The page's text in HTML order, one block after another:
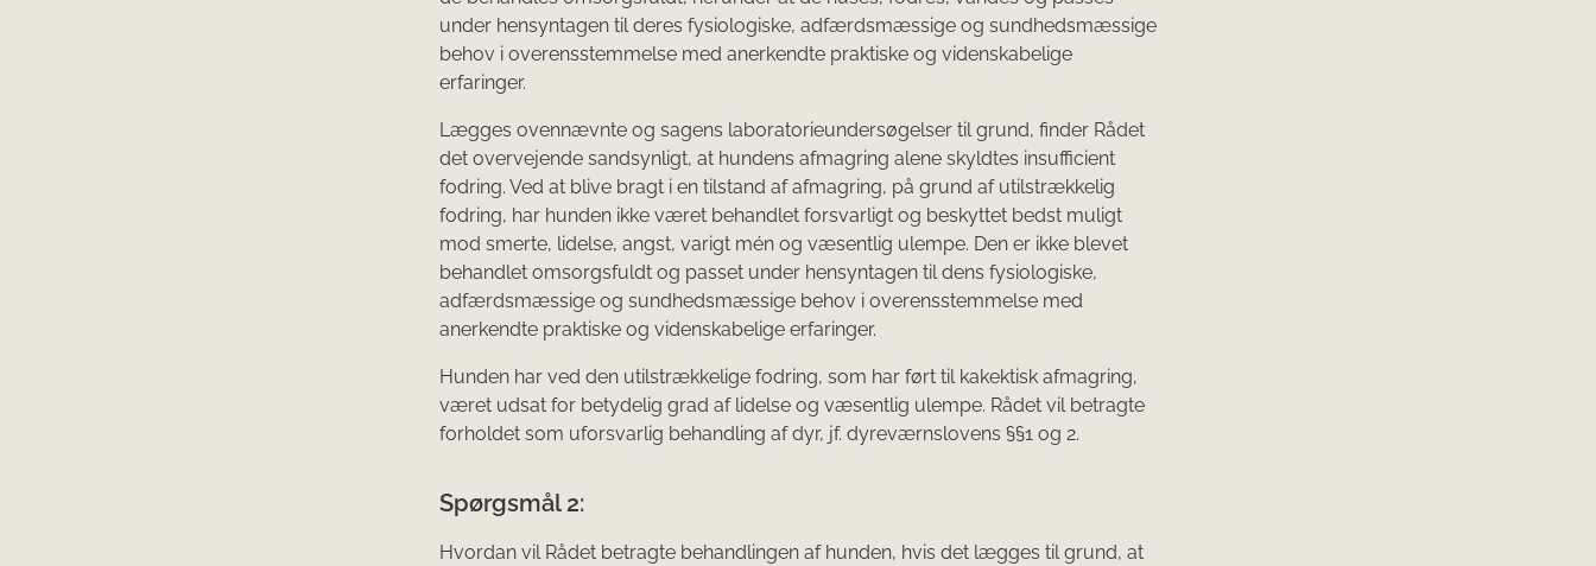
under hensyntagen til deres fysiologiske, adfærdsmæssige og sundhedsmæssige
behov i overensstemmelse med anerkendte praktiske og videnskabelige
erfaringer.
Lægges ovennævnte og sagens laboratorieundersøgelser til grund, finder Rådet
det overvejende sandsynligt, at hundens afmagring alene skyldtes insufficient
fodring. Ved at blive bragt i en tilstand af afmagring, på grund af utilstrækkelig
fodring, har hunden ikke været behandlet forsvarligt og beskyttet bedst muligt
mod smerte, lidelse, angst, varigt mén og væsentlig ulempe. Den er ikke blevet
behandlet omsorgsfuldt og passet under hensyntagen til dens fysiologiske,
adfærdsmæssige og sundhedsmæssige behov i overensstemmelse med
anerkendte praktiske og videnskabelige erfaringer.
Hunden har ved den utilstrækkelige fodring, som har ført til kakektisk afmagring,
været udsat for betydelig grad af lidelse og væsentlig ulempe. Rådet vil betragte
forholdet som uforsvarlig behandling af dyr, jf. dyreværnslovens §§1 og 2.
Spørgsmål 2:
Hvordan vil Rådet betragte behandlingen af hunden, hvis det lægges til grund, at